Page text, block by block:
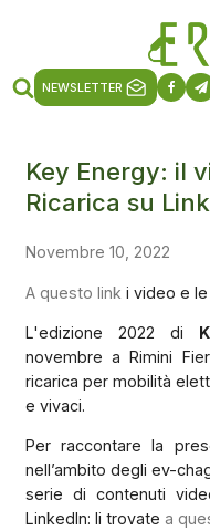
NEWSLETTER
Key Energy: il
Ricarica su
Novembre 10, 2022
A questo link i video e
L'edizione 2022 di
novembre a Rimini
ricarica per mobilità
e vivaci.
Per raccontare la
nell’ambito degli ev-
serie di contenuti
LinkedIn: li trovate a